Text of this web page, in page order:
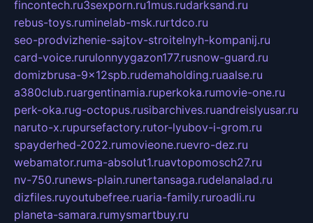
fincontech.ru3sexporn.ru1mus.rudarksand.ru
rebus-toys.ruminelab-msk.rurtdco.ru
seo-prodvizhenie-sajtov-stroitelnyh-kompanij.ru
card-voice.rurulonnyygazon177.rusnow-guard.ru
domizbrusa-9x12spb.rudemaholding.ruaalse.ru
a380club.ruargentinamia.ruperkoka.rumovie-one.ru
perk-oka.rug-octopus.rusibarchives.ruandreislyusar.ru
naruto-x.rupursefactory.rutor-lyubov-i-grom.ru
spayderhed-2022.rumovieone.ruevro-dez.ru
webamator.ruma-absolut1.ruavtopomosch27.ru
nv-750.runews-plain.runertansaga.rudelanalad.ru
dizfiles.ruyoutubefree.ruaria-family.ruroadli.ru
planeta-samara.rumysmartbuy.ru